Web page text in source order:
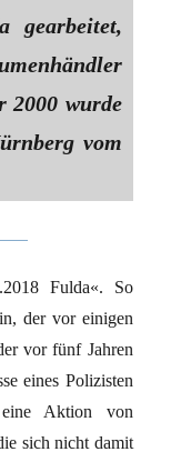
gearbeitet,
2000 wurde
vom
Fulda«. So
der vor einigen
vor fünf Jahren
eines Polizisten
Aktion von
sich nicht damit